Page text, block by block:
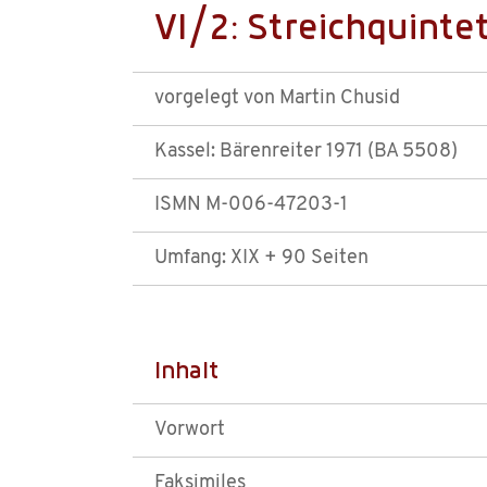
VI/2:
vorgelegt von Martin Chusid
Kassel: Bärenreiter 1971 (BA 5508)
ISMN M-006-47203-1
Umfang: XIX + 90 Seiten
Inhalt
Vorwort